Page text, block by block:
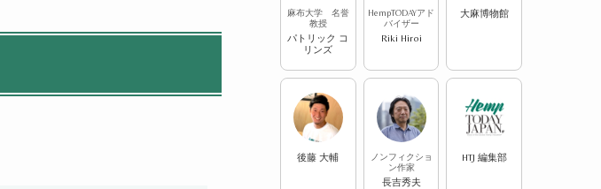
麻布大学 名誉
教授
パトリック コ
リンズ
HempTODAYアド
バイザー
Riki Hiroi
大麻博物館
後藤 大輔
ノンフィクショ
ン作家
長吉秀夫
HTJ 編集部